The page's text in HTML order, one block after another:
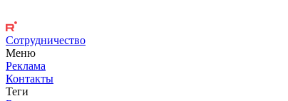
Сотрудничество
Меню
Реклама
Контакты
Теги